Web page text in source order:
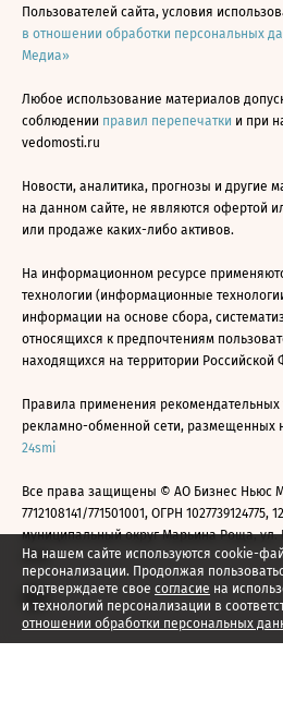
На нашем сайте используются cookie-
персонализации. Продолжая
подтверждаете свое согласие на
и технологий персонализации в
отношении обработки персональных
Пользователей сайта, условия
в отношении обработки персональных
Медиа»
Любое использование материалов
соблюдении правил перепечатки и при
vedomosti.ru
Новости, аналитика, прогнозы и другие
на данном сайте, не являются офертой
или продаже каких-либо активов.
На информационном ресурсе
технологии (информационные
информации на основе сбора,
относящихся к предпочтениям
находящихся на территории Российской
Правила применения рекомендательных
рекламно-обменной сети, размещенных
24smi
Все права защищены © АО Бизнес Ньюс
7712108141/771501001, ОГРН 1027739124775,
муниципальный округ Марьина Роща, ул.
2026